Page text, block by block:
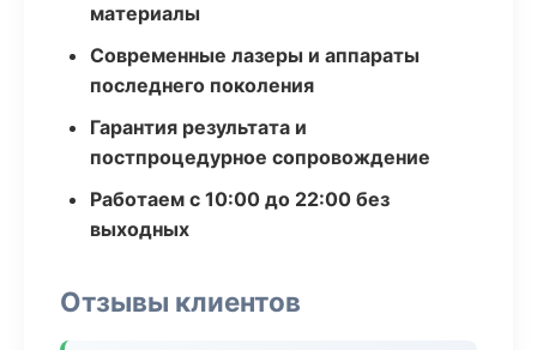
материалы
Современные лазеры и аппараты
последнего поколения
Гарантия результата и
постпроцедурное сопровождение
Работаем с 10:00 до 22:00 без
выходных
Отзывы клиентов